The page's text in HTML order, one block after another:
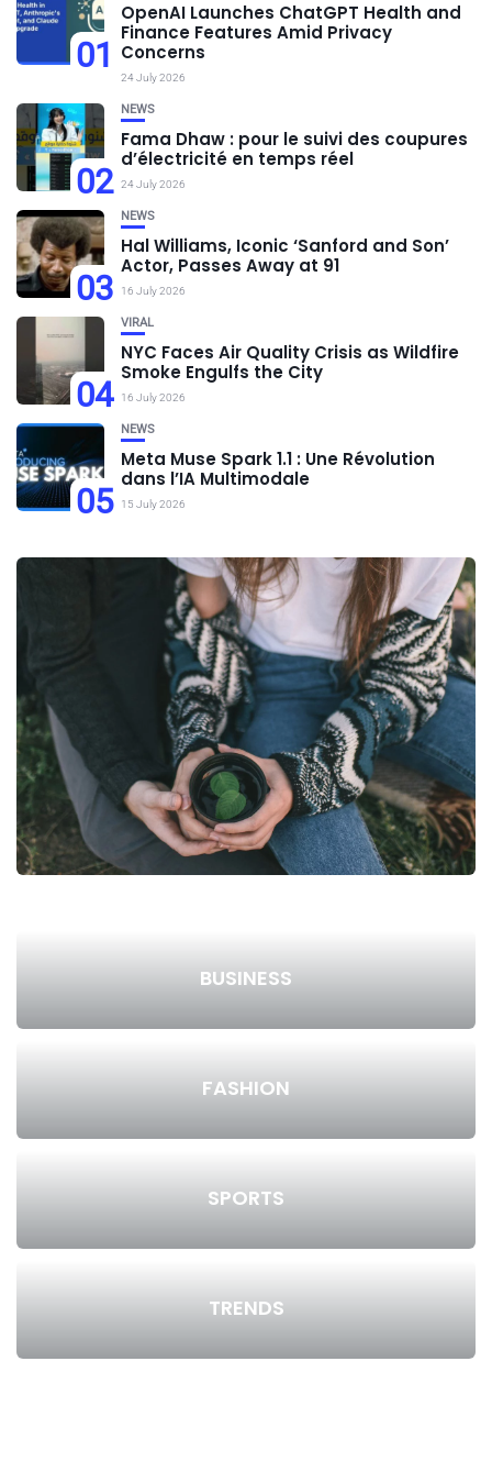
01
OpenAI Launches ChatGPT Health and
Finance Features Amid Privacy
Concerns
24 July 2026
02
NEWS
Fama Dhaw : pour le suivi des coupures
d’électricité en temps réel
24 July 2026
03
NEWS
Hal Williams, Iconic ‘Sanford and Son’
Actor, Passes Away at 91
16 July 2026
04
VIRAL
NYC Faces Air Quality Crisis as Wildfire
Smoke Engulfs the City
16 July 2026
05
NEWS
Meta Muse Spark 1.1 : Une Révolution
dans l’IA Multimodale
15 July 2026
BUSINESS
FASHION
SPORTS
TRENDS